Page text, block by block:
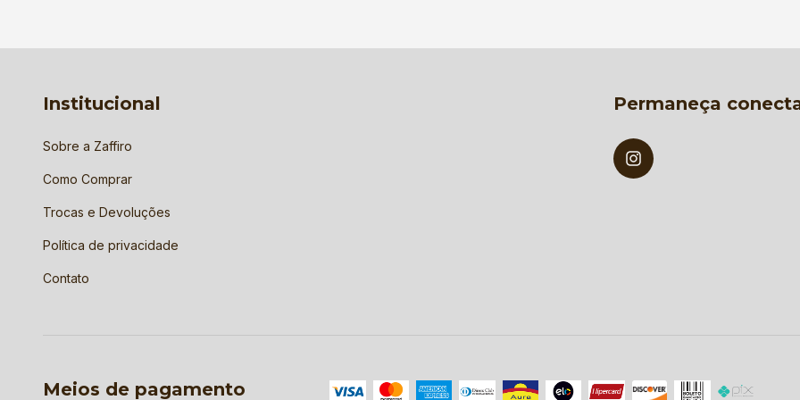
Institucional
Sobre a Zaffiro
Como Comprar
Trocas e Devoluções
Política de privacidade
Contato
Permaneça
Meios de pagamento